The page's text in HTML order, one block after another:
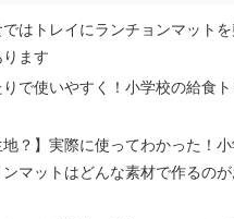
はトレイにランチョンマット
ます
で使いやすく！小学校の給食
地？】実際に使ってわかった！
マットはどんな素材で作るの